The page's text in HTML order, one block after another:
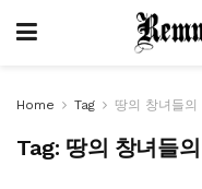
Home Tag 땅의 창녀들의
Tag: 땅의 창녀들